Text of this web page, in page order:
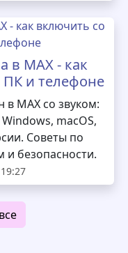
в MAX - как
и телефоне
в MAX со звуком:
macOS,
Советы по
и безопасности.